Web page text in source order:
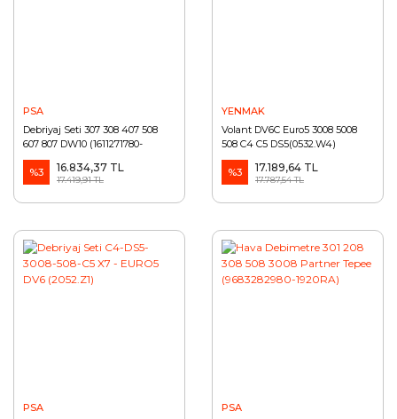
PSA
Debriyaj Seti 307 308 407 508
607 807 DW10 (1611271780-
2052P3)
%3
16.834,37 TL
17.419,91 TL
YENMAK
Volant DV6C Euro5 3008 5008
508 C4 C5 DS5(0532.W4)
%3 17.189,64 TL
17.787,54 TL
PSA
PSA